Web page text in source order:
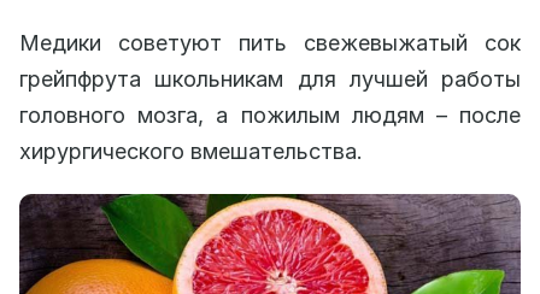
Медики советуют пить свежевыжатый сок
грейпфрута школьникам для лучшей работы
головного мозга, а пожилым людям – после
хирургического вмешательства.